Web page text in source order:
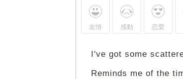
友情 感動 恋愛
I've got some
Reminds me of the